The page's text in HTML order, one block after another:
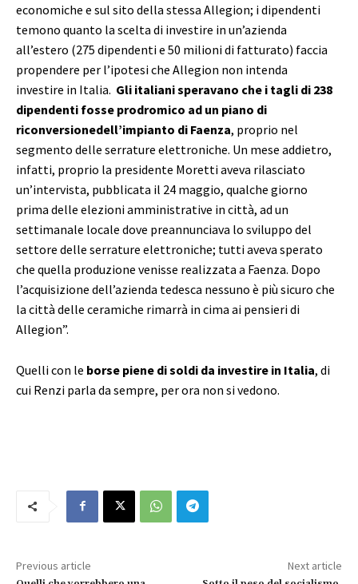
economiche e sul sito della stessa Allegion; i dipendenti
temono quanto la scelta di investire in un’azienda
all’estero (275 dipendenti e 50 milioni di fatturato) faccia
propendere per l’ipotesi che Allegion non intenda
investire in Italia. Gli italiani speravano che i tagli di 238
dipendenti fosse prodromico ad un piano di
riconversionedell’impianto di Faenza, proprio nel
segmento delle serrature elettroniche. Un mese addietro,
infatti, proprio la presidente Moretti aveva rilasciato
un’intervista, pubblicata il 24 maggio, qualche giorno
prima delle elezioni amministrative in città, ad un
settimanale locale dove preannunciava lo sviluppo del
settore delle serrature elettroniche; tutti aveva sperato
che quella produzione venisse realizzata a Faenza. Dopo
l’acquisizione dell’azienda tedesca nessuno è più sicuro che
la città delle ceramiche rimarrà in cima ai pensieri di
Allegion”.
Quelli con le borse piene di soldi da investire in Italia, di
cui Renzi parla da sempre, per ora non si vedono.
Previous article Next article